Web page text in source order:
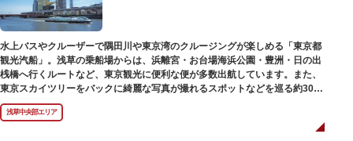
水上バスやクルーザーで隅田川や東京湾のクルージングが楽しめる「東京都
観光汽船」。浅草の乗船場からは、浜離宮・お台場海浜公園・豊洲・日の出
桟橋へ行くルートなど、東京観光に便利な便が多数出航しています。また、
東京スカイツリーをバックに綺麗な写真が撮れるスポットなどを巡る約30分
の「浅草周遊コース」も。初日の出やお花見、隅田川花火大会、クリスマス
などのイベント時は、いつもと違う目線から東京の景色を堪能できるイベン
浅草中央部エリア